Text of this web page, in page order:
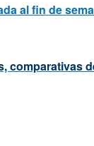
al fin de
comparativas